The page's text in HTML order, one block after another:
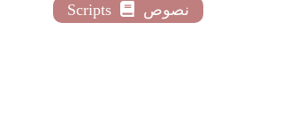
Scripts نصوص